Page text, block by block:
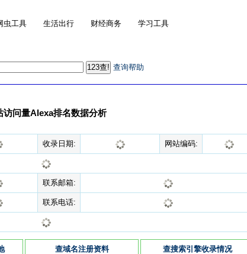
虫工具 生活出行 财经商务 学习工具
查询帮助
问量Alexa排名数据分析
收录日期: 网站编码:
联系邮箱:
联系电话:
查域名注册资料 查搜索引擎收录情况